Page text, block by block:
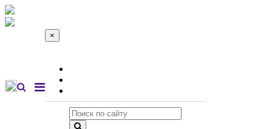
×